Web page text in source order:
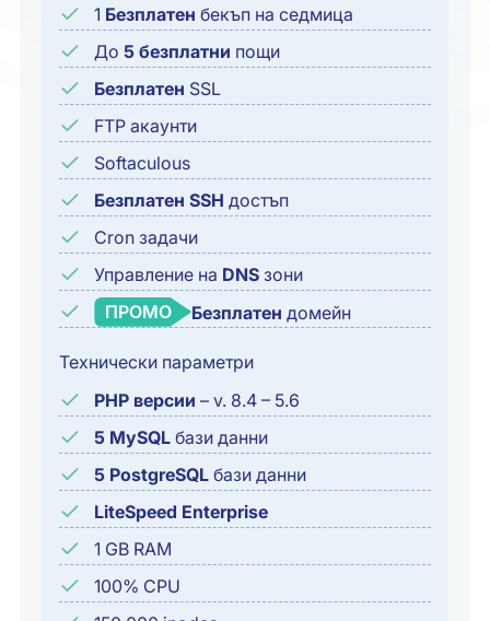
1 Безплатенбекъп на седмица
До5 безплатни пощи
Безплатен SSL
FTP акаунти
Softaculous
Безплатен SSH достъп
Cron задачи
Управление на DNSзони
ПРОМО
Безплатендомейн
Технически параметри
PHP версии – v. 8.4 – 5.6
5 MySQL бази данни
5 PostgreSQLбази данни
LiteSpeed Enterprise
1 GB RAM
100% CPU